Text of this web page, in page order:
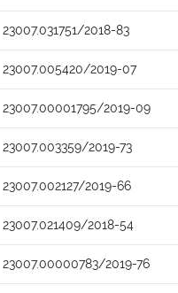
23007.031751/2018-83
23007.005420/2019-07
23007.00001795/2019-09
23007.003359/2019-73
23007.002127/2019-66
23007.021409/2018-54
23007.00000783/2019-76